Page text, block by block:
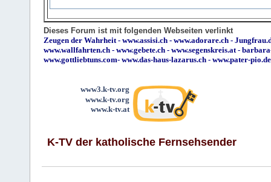
Dieses Forum ist mit folgenden Webseiten verlinkt
Zeugen der Wahrheit- www.assisi.ch - www.adorare.ch -
www.wallfahrten.ch - www.gebete.ch - www.segenskreis.at-
www.gottliebtuns.com- www.das-haus-lazarus.ch - www.pater-pio.de
www3.k-tv.org
www.k-tv.org
www.k-tv.at
K-TV der katholische Fernsehsender